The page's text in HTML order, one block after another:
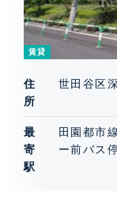
賃貸
住
所
世田谷区
最
寄
駅
田園都市
ー前バス